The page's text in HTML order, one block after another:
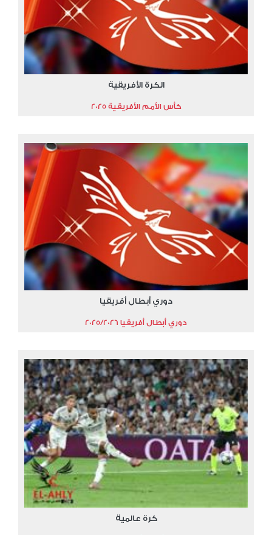
الكرة الأفريقية
كأس الأمم الأفريقية 2025
دوري أبطال أفريقيا
دوري أبطال أفريقيا 2025/2026
كرة عالمية